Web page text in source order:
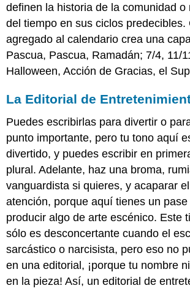
definen la historia de la comunidad o
del tiempo en sus ciclos predecibles.
agregado al calendario crea una
Pascua, Pascua, Ramadán; 7/4, 11/
Halloween, Acción de Gracias, el
La Editorial de
Puedes escribirlas para divertir o
punto importante, pero tu tono aquí
divertido, y puedes escribir en
plural. Adelante, haz una broma,
vanguardista si quieres, y acaparar
atención, porque aquí tienes un
producir algo de arte escénico. Este
sólo es desconcertante cuando el
sarcástico o narcisista, pero eso no
en una editorial, ¡porque tu nombre
en la pieza! Así, un editorial de